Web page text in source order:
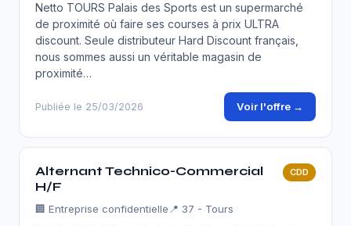
Netto TOURS Palais des Sports est un supermarché
de proximité où faire ses courses à prix ULTRA
discount. Seule distributeur Hard Discount français,
nous sommes aussi un véritable magasin de
proximité…
Publiée le 25/03/2026 Voir l'offre →
Alternant Technico-Commercial
H/F
CDD
🏢 Entreprise confidentielle 📍 37 - Tours